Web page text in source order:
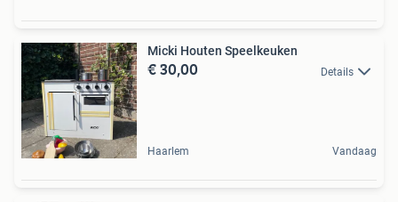
Micki Houten Speelkeuken
€ 30,00 Details
Haarlem Vandaag